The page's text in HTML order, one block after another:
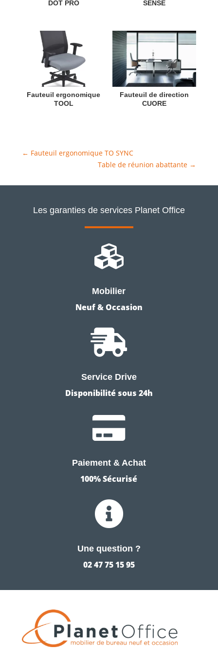
DOT PRO SENSE
Fauteuil ergonomique
TOOL
Fauteuil de direction
CUORE
← Fauteuil ergonomique TO SYNC
Table de réunion abattante →
Les garanties de services Planet Office

Mobilier
Neuf & Occasion

Service Drive
Disponibilité sous 24h

Paiement & Achat
100% Sécurisé

Une question ?
02 47 75 15 95